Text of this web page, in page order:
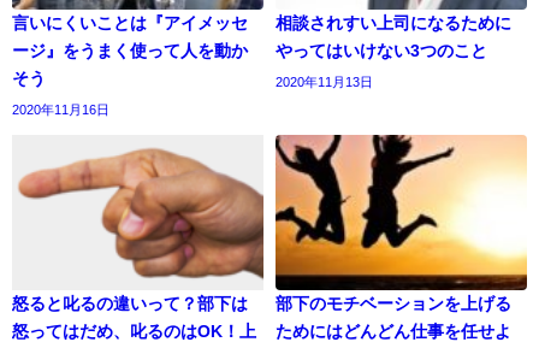
言いにくいことは『アイメッセ
ージ』をうまく使って人を動か
そう
2020年11月16日
相談されすい上司になるために
やってはいけない3つのこと
2020年11月13日
怒ると叱るの違いって？部下は
怒ってはだめ、叱るのはOK！上
部下のモチベーションを上げる
ためにはどんどん仕事を任せよ